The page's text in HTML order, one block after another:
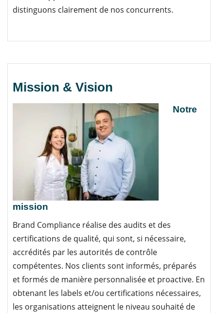
distinguons clairement de nos concurrents.
Mission & Vision
Notre
mission
Brand Compliance réalise des audits et des
certifications de qualité, qui sont, si nécessaire,
accrédités par les autorités de contrôle
compétentes. Nos clients sont informés, préparés
et formés de manière personnalisée et proactive. En
obtenant les labels et/ou certifications nécessaires,
les organisations atteignent le niveau souhaité de